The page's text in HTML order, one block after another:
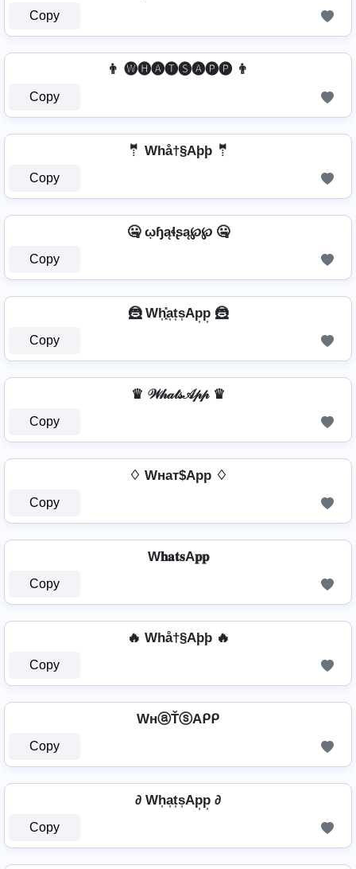
Copy
👨 🅦🅗🅐🅣🅢🅐🅟🅟 👨
Copy
🤵 Whå†§Aþþ 🤵
Copy
🤐 ῳɧąɬʂą℘℘ 🤐
Copy
🦹️ Wh͎͓̽a͎t͎s͎Ap͎p͎ 🦹️
Copy
♛ 𝒲𝒽𝒶𝓉𝓈𝒜𝓅𝓅 ♛
Copy
♢ Wнат$App ♢
Copy
W𝐡𝐚𝐭𝐬A𝐩𝐩
Copy
🔥 Whå†§Aþþ 🔥
Copy
WнⓐŤⓢAᑭᑭ
Copy
∂ Wh͎a͎t͎s͎Ap͎p͎ ∂
Copy